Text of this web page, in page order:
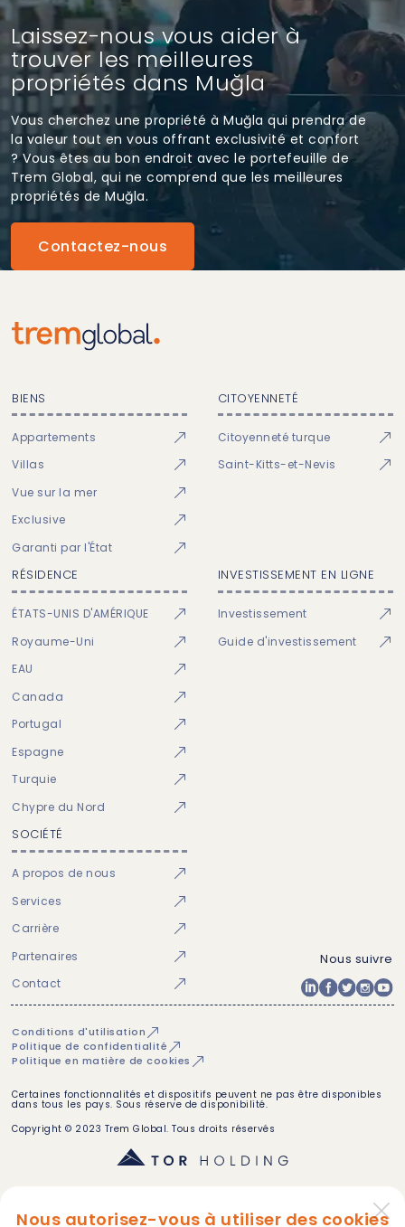
Laissez-nous vous aider à
trouver les meilleures
propriétés dans Muğla
Vous cherchez une propriété à Muğla qui prendra de
la valeur tout en vous offrant exclusivité et confort
? Vous êtes au bon endroit avec le portefeuille de
Trem Global, qui ne comprend que les meilleures
propriétés de Muğla.
Contactez-nous
Nous autorisez-vous à utiliser des cookies
BIENS
Appartements
Villas
Vue sur la mer
Exclusive
Garanti par l'État
CITOYENNETÉ
Citoyenneté turque
Saint-Kitts-et-Nevis
RÉSIDENCE
ÉTATS-UNIS D'AMÉRIQUE
Royaume-Uni
EAU
Canada
Portugal
Espagne
Turquie
Chypre du Nord
INVESTISSEMENT EN LIGNE
Investissement
Guide d'investissement
SOCIÉTÉ
A propos de nous
Services
Carrière
Partenaires
Contact
Nous suivre
Conditions d'utilisation
Politique de confidentialité
Politique en matière de cookies
Certaines fonctionnalités et dispositifs peuvent ne pas être disponibles
dans tous les pays. Sous réserve de disponibilité.
Copyright © 2023 Trem Global. Tous droits réservés